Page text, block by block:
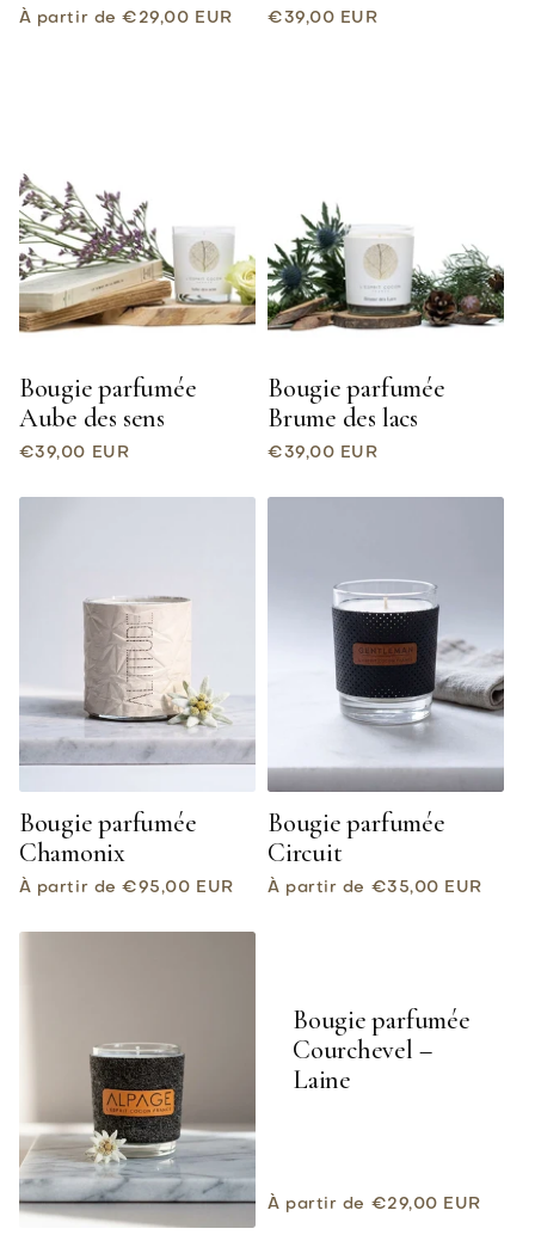
Prix
À partir de €29,00 EUR
Prix
€39,00 EUR
Bougie parfumée
Aube des sens
Prix
€39,00 EUR
Bougie parfumée
Brume des lacs
Prix
€39,00 EUR
Bougie parfumée
Chamonix
Prix
À partir de €95,00 EUR
Bougie parfumée
Circuit
Prix
À partir de €35,00 EUR
Bougie parfumée
Courchevel –
Laine
Prix
À partir de €29,00 EUR